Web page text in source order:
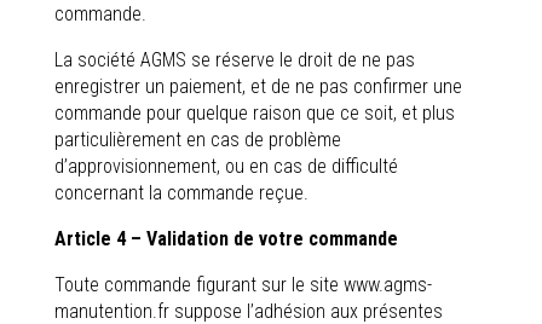
commande.
La société AGMS se réserve le droit de ne pas
enregistrer un paiement, et de ne pas confirmer une
commande pour quelque raison que ce soit, et plus
particulièrement en cas de problème
d’approvisionnement, ou en cas de difficulté
concernant la commande reçue.
Article 4 – Validation de votre commande
Toute commande figurant sur le site www.agms-
manutention.fr suppose l’adhésion aux présentes